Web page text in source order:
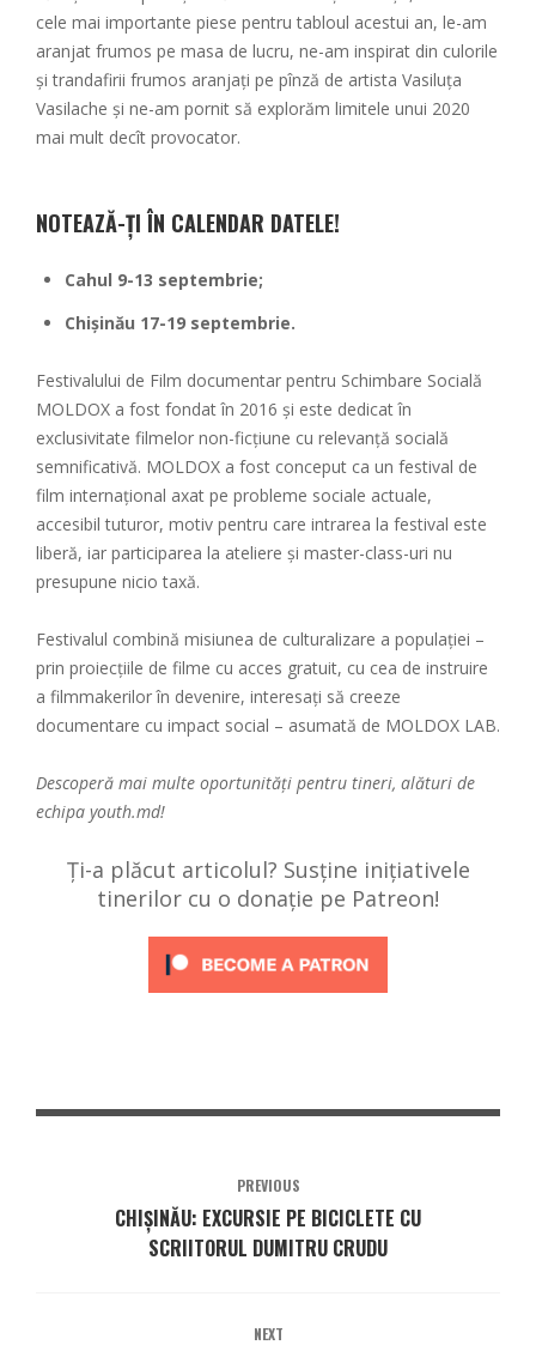
cele mai importante piese pentru tabloul acestui an, le-am
aranjat frumos pe masa de lucru, ne-am inspirat din culorile
și trandafirii frumos aranjați pe pînză de artista Vasiluța
Vasilache și ne-am pornit să explorăm limitele unui 2020
mai mult decît provocator.
NOTEAZĂ-ȚI ÎN CALENDAR DATELE!
Cahul 9-13 septembrie;
Chișinău 17-19 septembrie.
Festivalului de Film documentar pentru Schimbare Socială
MOLDOX a fost fondat în 2016 și este dedicat în
exclusivitate filmelor non-ficțiune cu relevanță socială
semnificativă. MOLDOX a fost conceput ca un festival de
film internațional axat pe probleme sociale actuale,
accesibil tuturor, motiv pentru care intrarea la festival este
liberă, iar participarea la ateliere și master-class-uri nu
presupune nicio taxă.
Festivalul combină misiunea de culturalizare a populației –
prin proiecțiile de filme cu acces gratuit, cu cea de instruire
a filmmakerilor în devenire, interesați să creeze
documentare cu impact social – asumată de MOLDOX LAB.
Descoperă mai multe oportunități pentru tineri, alături de
echipa youth.md!
Ți-a plăcut articolul? Susține inițiativele
tinerilor cu o donație pe Patreon!
PREVIOUS
CHIȘINĂU: EXCURSIE PE BICICLETE CU
SCRIITORUL DUMITRU CRUDU
NEXT